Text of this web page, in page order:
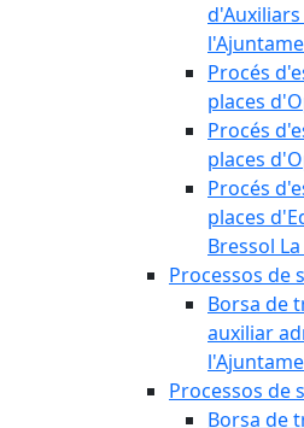
Procés
places
Procés
places
Procés
places
Bressol
Processos de
Borsa de
auxiliar
Processos de
Borsa de